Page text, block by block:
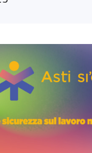
di lavoro